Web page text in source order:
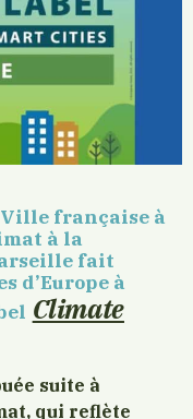
française à
à la
fait
d’Europe à
Climate
suite à
, qui reflète